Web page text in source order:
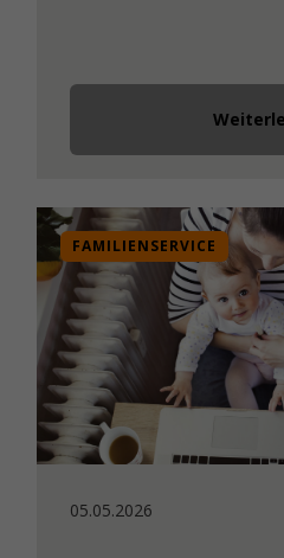
FAMILIENSERVICE
05.05.2026